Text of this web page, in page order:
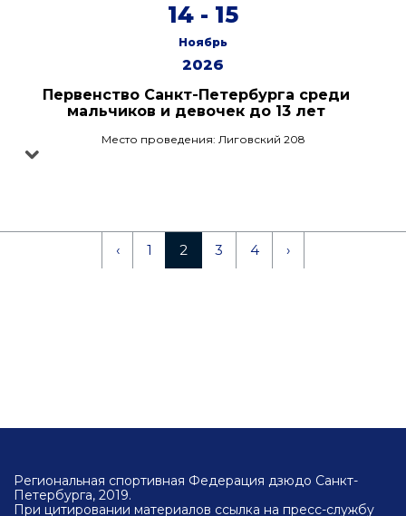
14 - 15
Ноябрь
2026
Первенство Санкт-Петербурга среди
мальчиков и девочек до 13 лет
Место проведения: Лиговский 208
‹ 1 2 3 4 ›
Региональная спортивная Федерация дзюдо Санкт-
Петербурга, 2019.
При цитировании материалов ссылка на пресс-службу